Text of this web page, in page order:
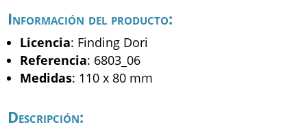
Información del producto:
Licencia: Finding Dori
Referencia: 6803_06
Medidas: 110 x 80 mm
Descripción: